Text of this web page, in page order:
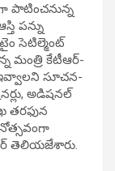
పాటించనున్న
పన్ను
సెటిల్మెంట్
మంత్రి కేటీఆర్-
సూచన-
అడిషనల్
తరఫున
తెలియజేశారు.